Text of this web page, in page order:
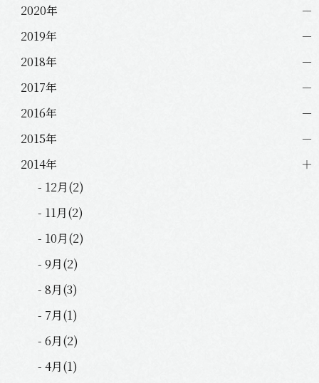
2020年
2019年
2018年
2017年
2016年
2015年
2014年
- 12月(2)
- 11月(2)
- 10月(2)
- 9月(2)
- 8月(3)
- 7月(1)
- 6月(2)
- 4月(1)